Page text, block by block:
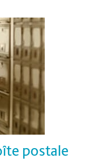
postale